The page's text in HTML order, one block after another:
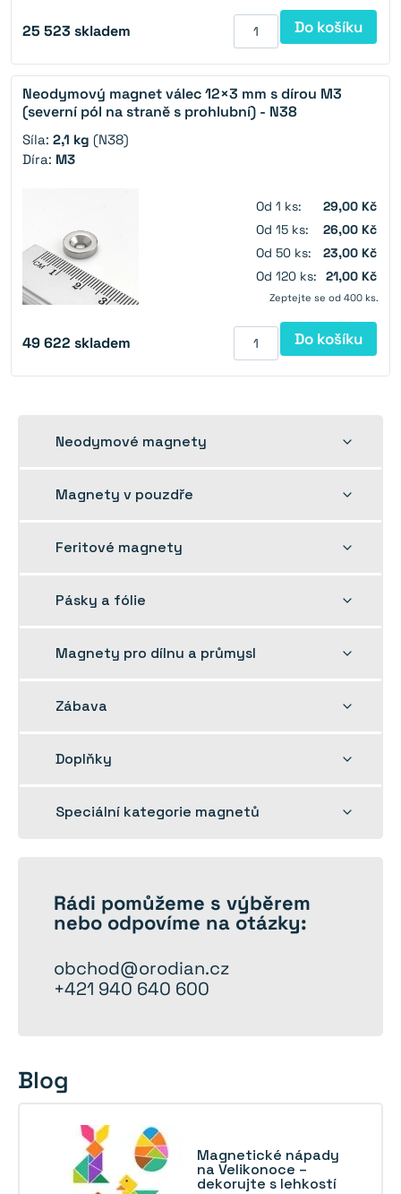
25 523 skladem Do košíku
Neodymový magnet válec 12×3 mm s dírou M3
(severní pól na straně s prohlubní) - N38
Síla: 2,1 kg (N38)
Díra: M3
Od 1 ks:
29,00 Kč
Od 15 ks:
26,00 Kč
Od 50 ks:
23,00 Kč
Od 120 ks:
21,00 Kč
Zeptejte se od 400 ks.
49 622 skladem Do košíku
Neodymové magnety
Rozbalit
Magnety v pouzdře
Rozbalit
Feritové magnety
Rozbalit
Pásky a fólie
Rozbalit
Magnety pro dílnu a průmysl
Rozbalit
Zábava
Rozbalit
Doplňky
Rozbalit
Speciální kategorie magnetů
Rozbalit
Rádi pomůžeme s výběrem
nebo odpovíme na otázky:
obchod@orodian.cz
+421 940 640 600
Blog
Magnetické nápady
na Velikonoce –
dekorujte s lehkostí